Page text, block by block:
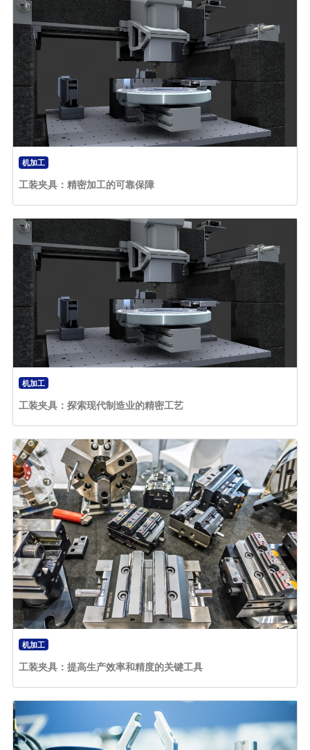
机加工
工装夹具：精密加工的可靠保障
机加工
工装夹具：探索现代制造业的精密工艺
机加工
工装夹具：提高生产效率和精度的关键工具